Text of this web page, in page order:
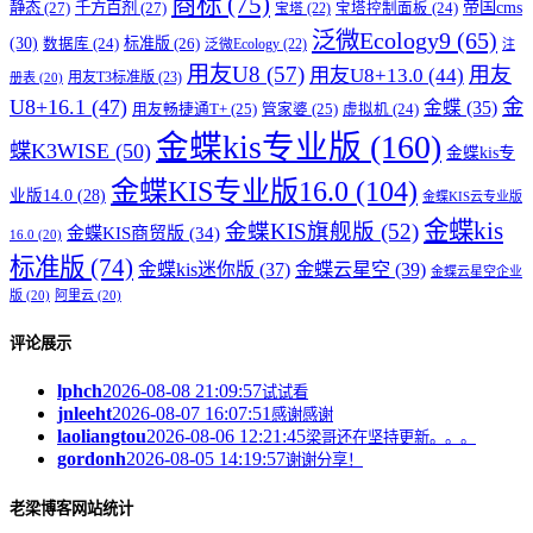
静态 (27) 千方百剂 (27) 宝塔 (22) 宝塔控制面板 (24) 帝国cms
(30) 数据库 (24) 标准版 (26) 泛微Ecology (22) 泛微Ecology9 (65) 注
册表 (20) 用友T3标准版 (23) 用友U8 (57) 用友U8+13.0 (44) 用友
U8+16.1 (47) 用友畅捷通T+ (25) 管家婆 (25) 虚拟机 (24) 金蝶 (35) 金
蝶K3WISE (50) 金蝶kis专业版 (160) 金蝶kis专
业版14.0 (28) 金蝶KIS专业版16.0 (104) 金蝶KIS云专业版
16.0 (20) 金蝶KIS商贸版 (34) 金蝶KIS旗舰版 (52) 金蝶kis
标准版 (74) 金蝶kis迷你版 (37) 金蝶云星空 (39) 金蝶云星空企业
版 (20) 阿里云 (20)
评论展示
lphch2026-08-08 21:09:57试试看
jnleeht2026-08-07 16:07:51 感谢感谢
laoliangtou2026-08-06 12:21:45梁哥还在坚持更新。。。
gordonh2026-08-05 14:19:57谢谢分享！
老梁博客网站统计